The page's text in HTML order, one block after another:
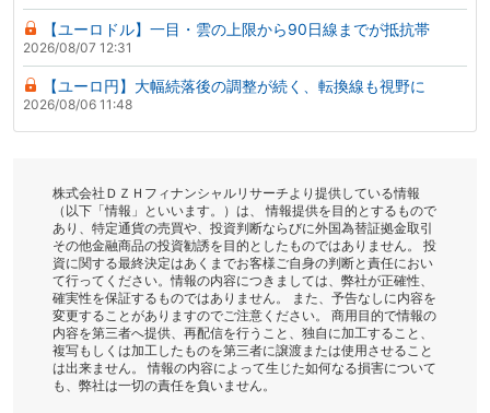
【ユーロドル】一目・雲の上限から90日線までが抵抗帯
2026/08/07 12:31
【ユーロ円】大幅続落後の調整が続く、転換線も視野に
2026/08/06 11:48
株式会社ＤＺＨフィナンシャルリサーチより提供している情報
（以下「情報」といいます。）は、 情報提供を目的とするもので
あり、特定通貨の売買や、投資判断ならびに外国為替証拠金取引
その他金融商品の投資勧誘を目的としたものではありません。 投
資に関する最終決定はあくまでお客様ご自身の判断と責任におい
て行ってください。情報の内容につきましては、弊社が正確性、
確実性を保証するものではありません。 また、予告なしに内容を
変更することがありますのでご注意ください。 商用目的で情報の
内容を第三者へ提供、再配信を行うこと、独自に加工すること、
複写もしくは加工したものを第三者に譲渡または使用させること
は出来ません。 情報の内容によって生じた如何なる損害について
も、弊社は一切の責任を負いません。